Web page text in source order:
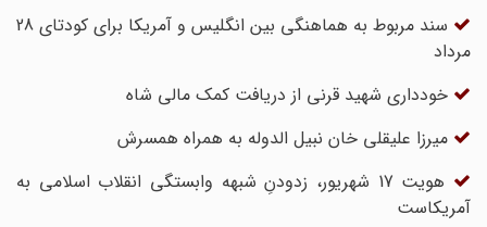
سند مربوط به هماهنگی بین انگلیس و آمریکا برای کودتای 28
مرداد
خودداری شهید قرنی از دریافت کمک مالی شاه
میرزا علیقلی خان نبیل الدوله به همراه همسرش
هویت 17 شهریور، زدودنِ شبهه وابستگی انقلاب اسلامی به
آمریکاست